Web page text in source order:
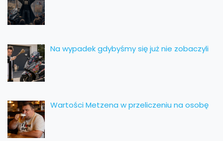
Na wypadek gdybyśmy się już nie zobaczyli
Wartości Metzena w przeliczeniu na osobę